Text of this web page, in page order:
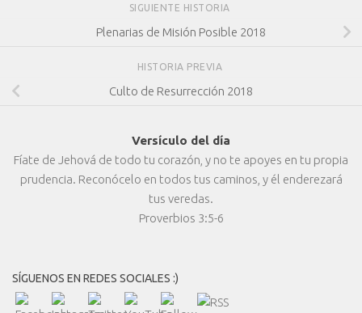
SIGUIENTE HISTORIA
Plenarias de Misión Posible 2018
HISTORIA PREVIA
Culto de Resurrección 2018
Versículo del día
Fíate de Jehová de todo tu corazón, y no te apoyes en tu propia
prudencia. Reconócelo en todos tus caminos, y él enderezará
tus veredas.
Proverbios 3:5-6
SÍGUENOS EN REDES SOCIALES :)